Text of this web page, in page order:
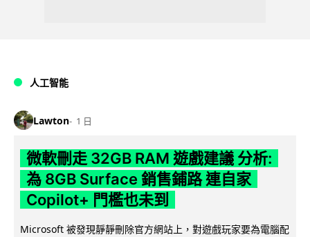
人工智能
Lawton 1 日
微軟刪走 32GB RAM 遊戲建議 分析:
為 8GB Surface 銷售鋪路 連自家
Copilot+ 門檻也未到
Microsoft 被發現靜靜刪除官方網站上，對遊戲玩家要為電腦配